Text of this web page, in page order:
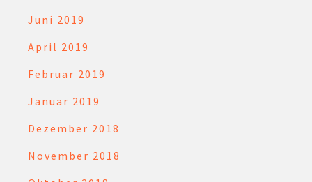
Juni 2019
April 2019
Februar 2019
Januar 2019
Dezember 2018
November 2018